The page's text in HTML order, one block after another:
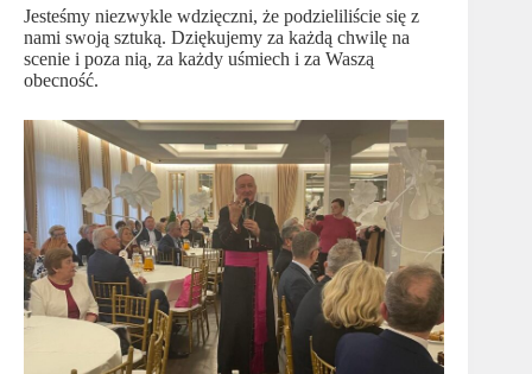
Jesteśmy niezwykle wdzięczni, że podzieliliście się z
nami swoją sztuką. Dziękujemy za każdą chwilę na
scenie i poza nią, za każdy uśmiech i za Waszą
obecność.